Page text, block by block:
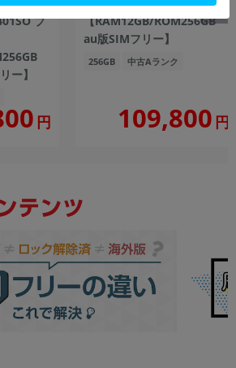
ブ
ー】
円
【RAM12GB/ROM256GB
au版SIMフリー】
256GB 中古Aランク
109,800 円